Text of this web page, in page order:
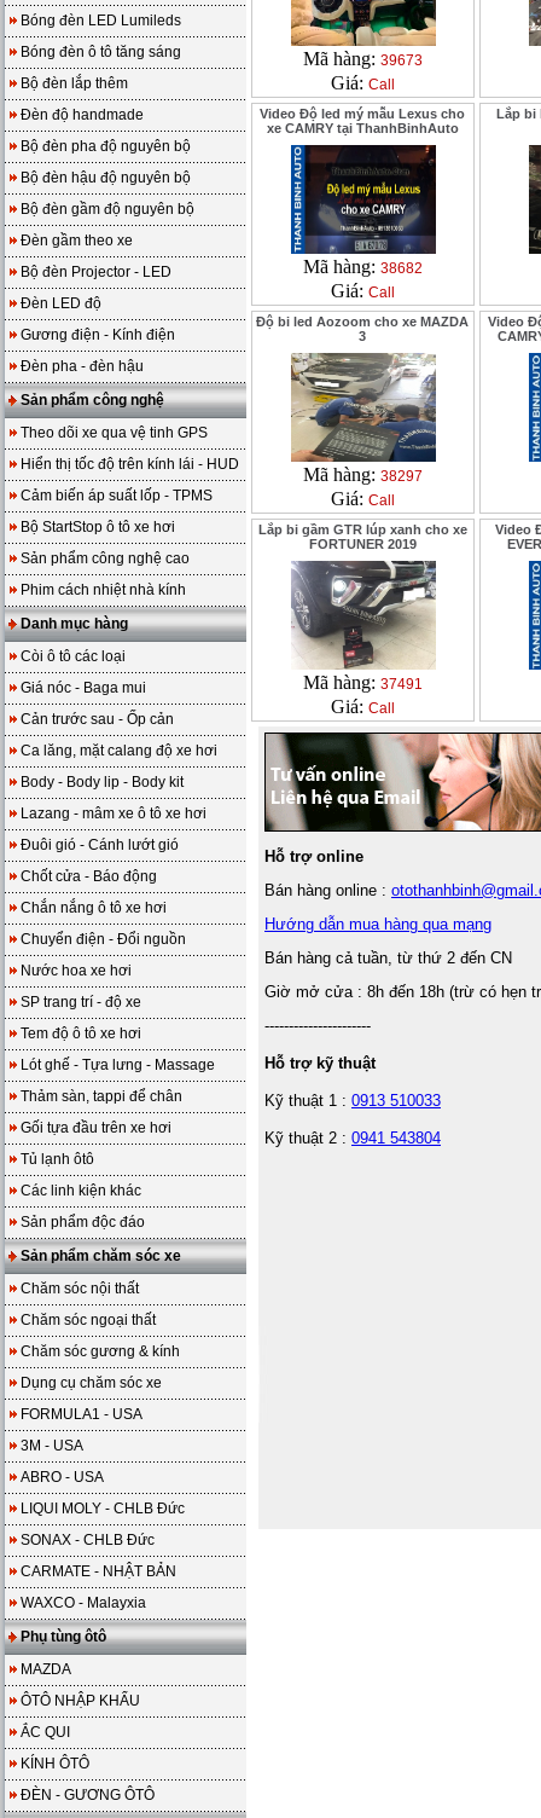
Bóng đèn LED Lumileds
Bóng đèn ô tô tăng sáng
Bộ đèn lắp thêm
Đèn độ handmade
Bộ đèn pha độ nguyên bộ
Bộ đèn hậu độ nguyên bộ
Bộ đèn gầm độ nguyên bộ
Đèn gầm theo xe
Bộ đèn Projector - LED
Đèn LED độ
Gương điện - Kính điện
Đèn pha - đèn hậu
Sản phẩm công nghệ
Theo dõi xe qua vệ tinh GPS
Hiển thị tốc độ trên kính lái - HUD
Cảm biến áp suất lốp - TPMS
Bộ StartStop ô tô xe hơi
Sản phẩm công nghệ cao
Phim cách nhiệt nhà kính
Danh mục hàng
Còi ô tô các loại
Giá nóc - Baga mui
Cản trước sau - Ốp cản
Ca lăng, mặt calang độ xe hơi
Body - Body lip - Body kit
Lazang - mâm xe ô tô xe hơi
Đuôi gió - Cánh lướt gió
Chốt cửa - Báo động
Chắn nắng ô tô xe hơi
Chuyển điện - Đổi nguồn
Nước hoa xe hơi
SP trang trí - độ xe
Tem độ ô tô xe hơi
Lót ghế - Tựa lưng - Massage
Thảm sàn, tappi để chân
Gối tựa đầu trên xe hơi
Tủ lạnh ôtô
Các linh kiện khác
Sản phẩm độc đáo
Sản phẩm chăm sóc xe
Chăm sóc nội thất
Chăm sóc ngoại thất
Chăm sóc gương & kính
Dụng cụ chăm sóc xe
FORMULA1 - USA
3M - USA
ABRO - USA
LIQUI MOLY - CHLB Đức
SONAX - CHLB Đức
CARMATE - NHẬT BẢN
WAXCO - Malayxia
Phụ tùng ôtô
MAZDA
ÔTÔ NHẬP KHẨU
ẮC QUI
KÍNH ÔTÔ
ĐÈN - GƯƠNG ÔTÔ
Mã hàng: 39673
Giá: Call
Video Độ led mý mẫu Lexus cho
xe CAMRY tại ThanhBinhAuto
Mã hàng: 38682
Giá: Call
Lắp bi
Độ bi led Aozoom cho xe MAZDA
3
Mã hàng: 38297
Giá: Call
Video
Lắp bi gầm GTR lúp xanh cho xe
FORTUNER 2019
Mã hàng: 37491
Giá: Call
Video
Hỗ trợ online
Bán hàng online :
Hướng dẫn mua hàng qua mạng
Bán hàng cả tuần, từ thứ 2 đến CN
Giờ mở cửa : 8h đến 18h (trừ có hẹn
----------------------
Hỗ trợ kỹ thuật
Kỹ thuật 1 : 0913 510033
Kỹ thuật 2 : 0941 543804